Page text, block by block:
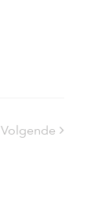
Volgende